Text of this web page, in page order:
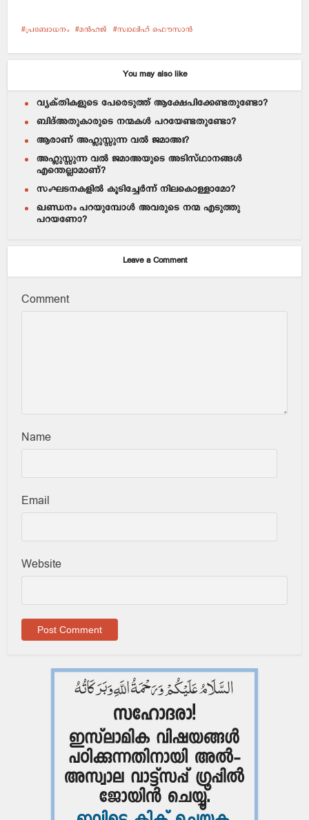
പ്രബോധനം മന്‍ഹജ് സ്വാലിഹ് ഫൌസാന്‍
You may also like
വ്യക്തികളുടെ പേരെടുത്ത് ആക്ഷേപിക്കേണ്ടതുണ്ടോ?
ബിദ്അതുകാരുടെ നന്മകള്‍ പറയേണ്ടതുണ്ടോ?
ആരാണ് അഹ്ലുസ്സുന്ന വല്‍ ജമാഅഃ?
അഹ്ലുസ്സുന്ന വല്‍ ജമാഅയുടെ അടിസ്ഥാനങ്ങള്‍
എന്തെല്ലാമാണ്?
സംഘടനകളില്‍ കൂടിച്ചേര്‍ന്ന് നിലകൊള്ളാമോ?
ഖണ്ഡനം പറയുമ്പോള്‍ അവരുടെ നന്മ എടുത്തു
പറയണോ?
Leave a Comment
Comment
Name
Email
Website